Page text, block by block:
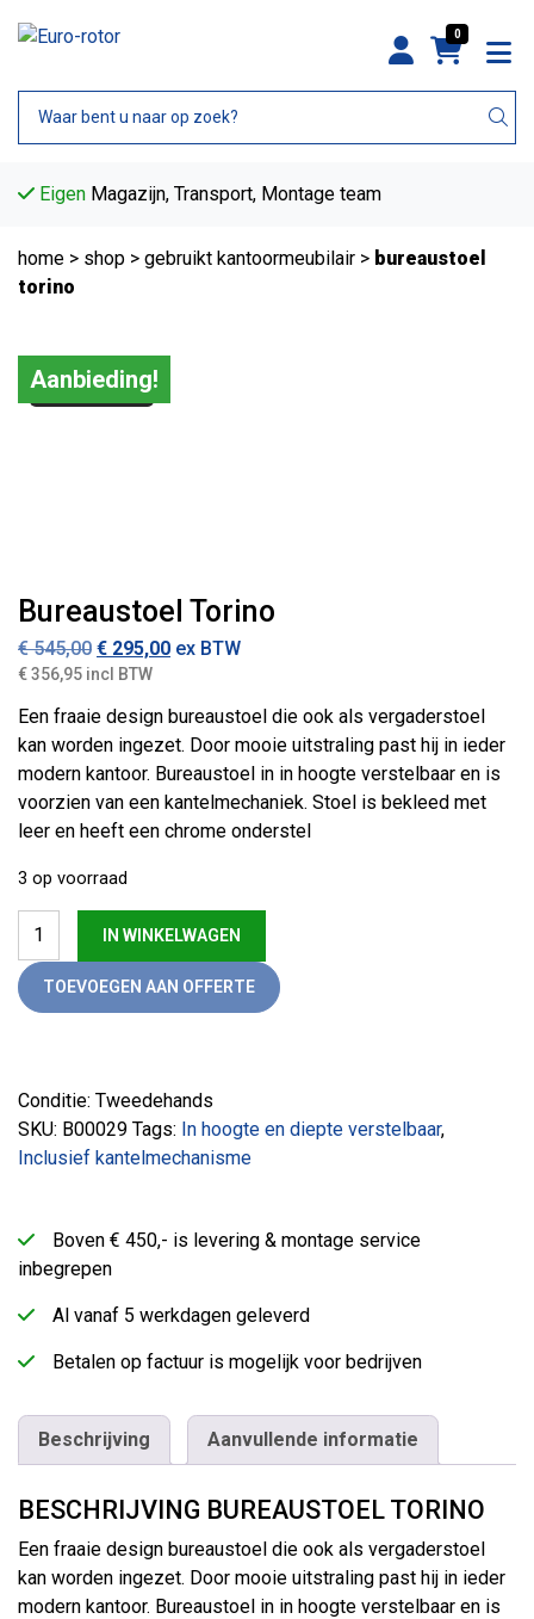
0
Eigen Magazijn, Transport, Montage team
home > shop > gebruikt kantoormeubilair > bureaustoel
torino
Aanbieding!
Tweedehands
Bureaustoel Torino
€545,00 Oorspronkelijke prijs was: € 545,00.
€ 295,00Huidige prijs is: € 295,00.
ex BTW
€ 356,95 incl BTW
Een fraaie design bureaustoel die ook als vergaderstoel
kan worden ingezet. Door mooie uitstraling past hij in ieder
modern kantoor. Bureaustoel in in hoogte verstelbaar en is
voorzien van een kantelmechaniek. Stoel is bekleed met
leer en heeft een chrome onderstel
3 op voorraad
Bureaustoel Torino aantal
IN WINKELWAGEN
TOEVOEGEN AAN OFFERTE
Conditie: Tweedehands
SKU: B00029 Tags: In hoogte en diepte verstelbaar,
Inclusief kantelmechanisme
Boven € 450,- is levering & montage service
inbegrepen
Al vanaf 5 werkdagen geleverd
Betalen op factuur is mogelijk voor bedrijven
Beschrijving Aanvullende informatie
BESCHRIJVING BUREAUSTOEL TORINO
Een fraaie design bureaustoel die ook als vergaderstoel
kan worden ingezet. Door mooie uitstraling past hij in ieder
modern kantoor. Bureaustoel in in hoogte verstelbaar en is